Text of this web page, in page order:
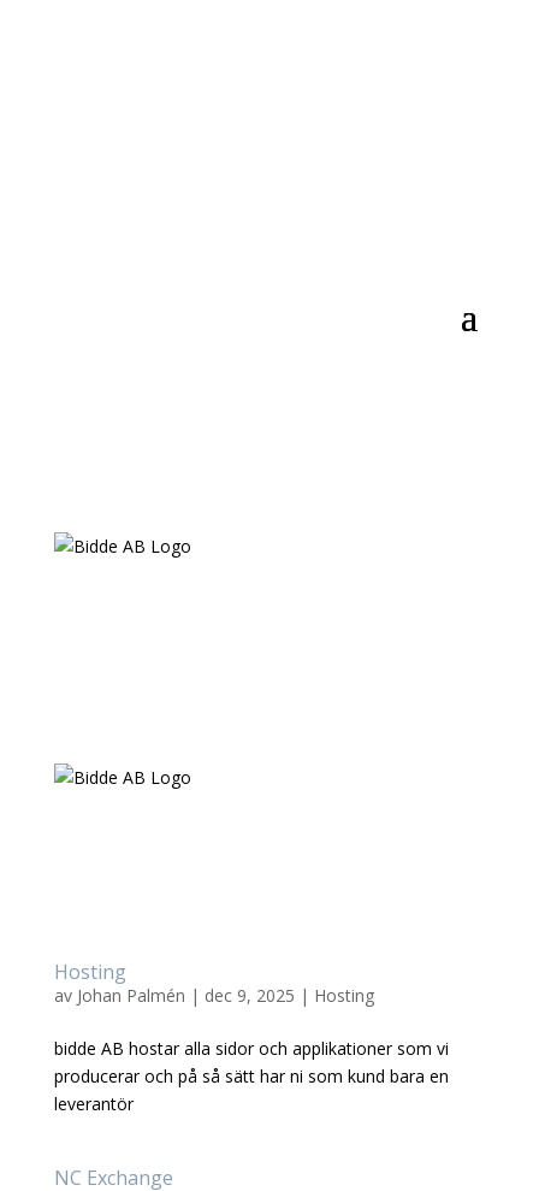
Hosting
av Johan Palmén | dec 9, 2025 | Hosting
bidde AB hostar alla sidor och applikationer som vi
producerar och på så sätt har ni som kund bara en
leverantör
NC Exchange